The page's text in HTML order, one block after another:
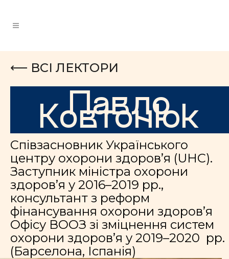
⟵ ВСІ ЛЕКТОРИ
Павло
Ковтонюк
Співзасновник Українського
центру охорони здоров’я (UHC).
Заступник міністра охорони
здоров’я у 2016–2019 рр.,
консультант з реформ
фінансування охорони здоров’я
Офісу ВООЗ зі зміцнення систем
охорони здоров’я у 2019–2020 рр.
(Барселона, Іспанія)